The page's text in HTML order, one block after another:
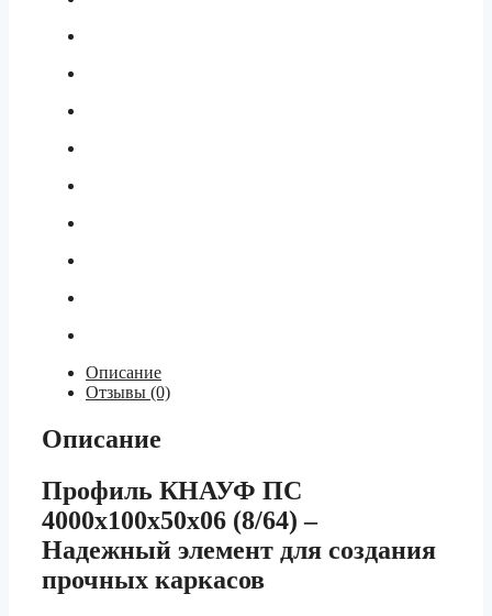
Описание
Отзывы (0)
Описание
Профиль КНАУФ ПС
4000х100х50х06 (8/64) –
Надежный элемент для создания
прочных каркасов